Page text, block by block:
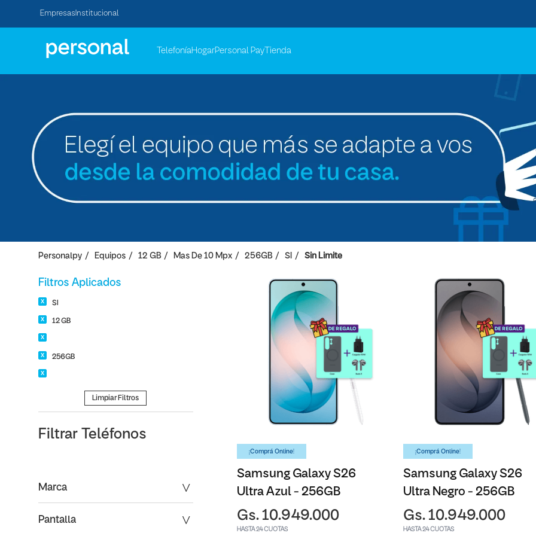
Empresas Institucional
TelefoníaHogarPersonal Pay Tienda
Personalpy Equipos 12 GB Mas De 10 Mpx 256GB SI Sin Limite
Filtros Aplicados
SI
12 GB
256GB
Limpiar Filtros
Filtrar Teléfonos
Marca
Pantalla
¡Comprá Online!
Samsung Galaxy S26
Ultra Azul - 256GB
Gs. 10.949.000
HASTA 24 CUOTAS
¡Comprá Online!
Samsung Galaxy S26
Ultra Negro - 256GB
Gs. 10.949.000
HASTA 24 CUOTAS